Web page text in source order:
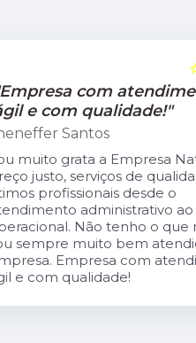
com
e com qualidade!"
Santos
muito grata a Empresa
justo, serviços de
profissionais desde o
administrativo ao
Não tenho o que
sempre muito bem
Empresa com
e com qualidade!